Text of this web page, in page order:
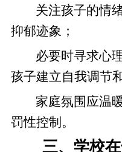
关注孩子的情
抑郁迹象；
必要时寻求心
孩子建立自我调节
家庭氛围应温
罚性控制。
三、学校